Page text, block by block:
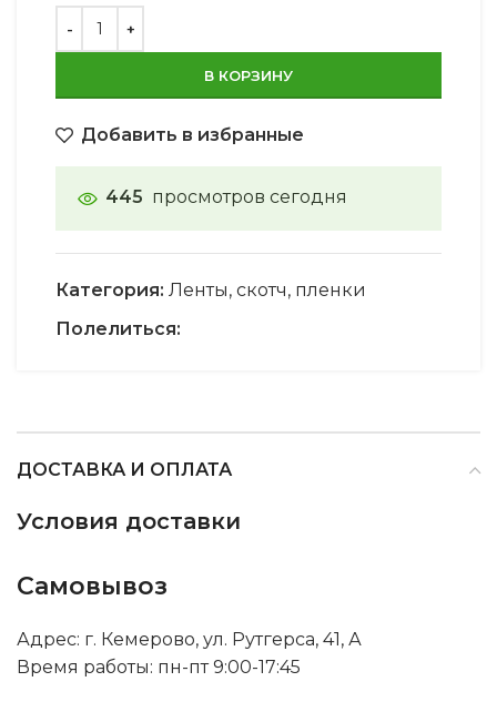
В КОРЗИНУ
Добавить в избранные
445 просмотров сегодня
Категория: Ленты, скотч, пленки
Полелиться:
ДОСТАВКА И ОПЛАТА
Условия доставки
Самовывоз
Адрес: г. Кемерово, ул. Рутгерса, 41, А
Время работы: пн-пт 9:00-17:45